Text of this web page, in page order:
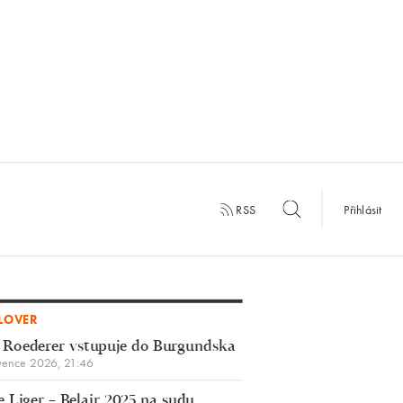
RSS Přihlásit
vstupuje do Burgundska
2026, 21:46